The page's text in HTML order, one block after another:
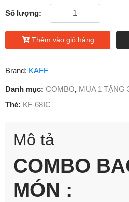
Số lượng:
Thêm vào giỏ hàng
Brand: KAFF
Danh mục: COMBO, MUA 1 TẶNG
Thẻ: KF-68IC
Mô tả
COMBO
MÓN :